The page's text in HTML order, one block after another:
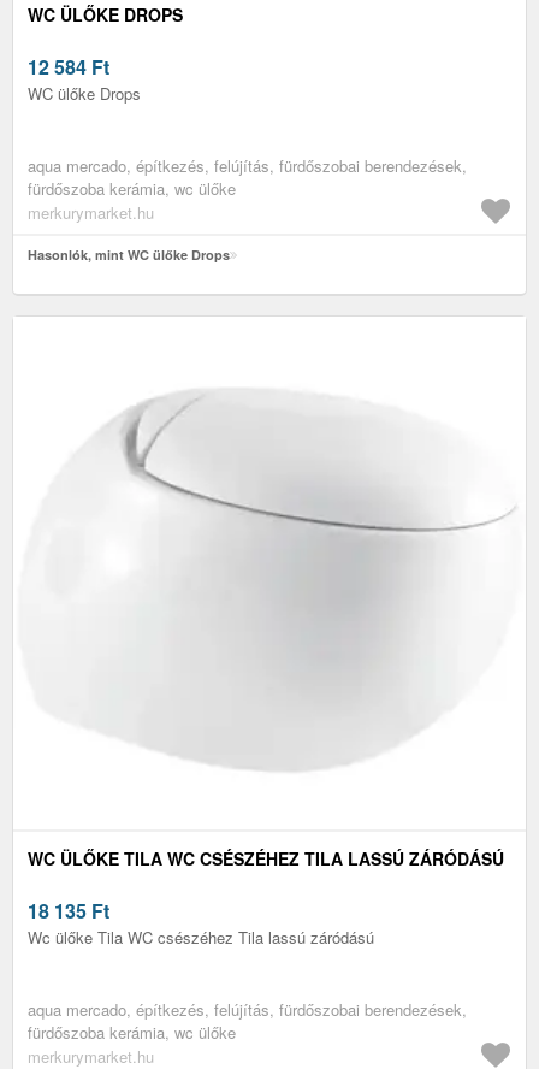
WC ÜLŐKE DROPS
12 584 Ft
WC ülőke Drops
aqua mercado, építkezés, felújítás, fürdőszobai berendezések,
fürdőszoba kerámia, wc ülőke
merkurymarket.hu
Hasonlók, mint WC ülőke Drops
WC ÜLŐKE TILA WC CSÉSZÉHEZ TILA LASSÚ ZÁRÓDÁSÚ
18 135 Ft
Wc ülőke Tila WC csészéhez Tila lassú záródású
aqua mercado, építkezés, felújítás, fürdőszobai berendezések,
fürdőszoba kerámia, wc ülőke
merkurymarket.hu